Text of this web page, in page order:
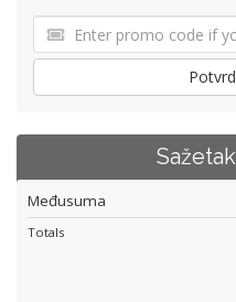
Međusuma
Totals